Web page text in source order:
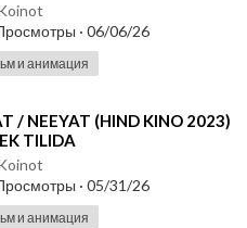
· 06/06/26
и анимация
/ NEEYAT (HIND KINO 2023)
TILIDA
· 05/31/26
и анимация